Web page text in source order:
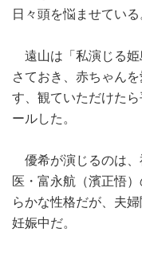
日々頭を悩ませている
遠山は「私演じる姫
さておき、赤ちゃん
す、観ていただけた
ールした。
優希が演じるのは、
医・富永航（濱正悟
らかな性格だが、夫
妊娠中だ。